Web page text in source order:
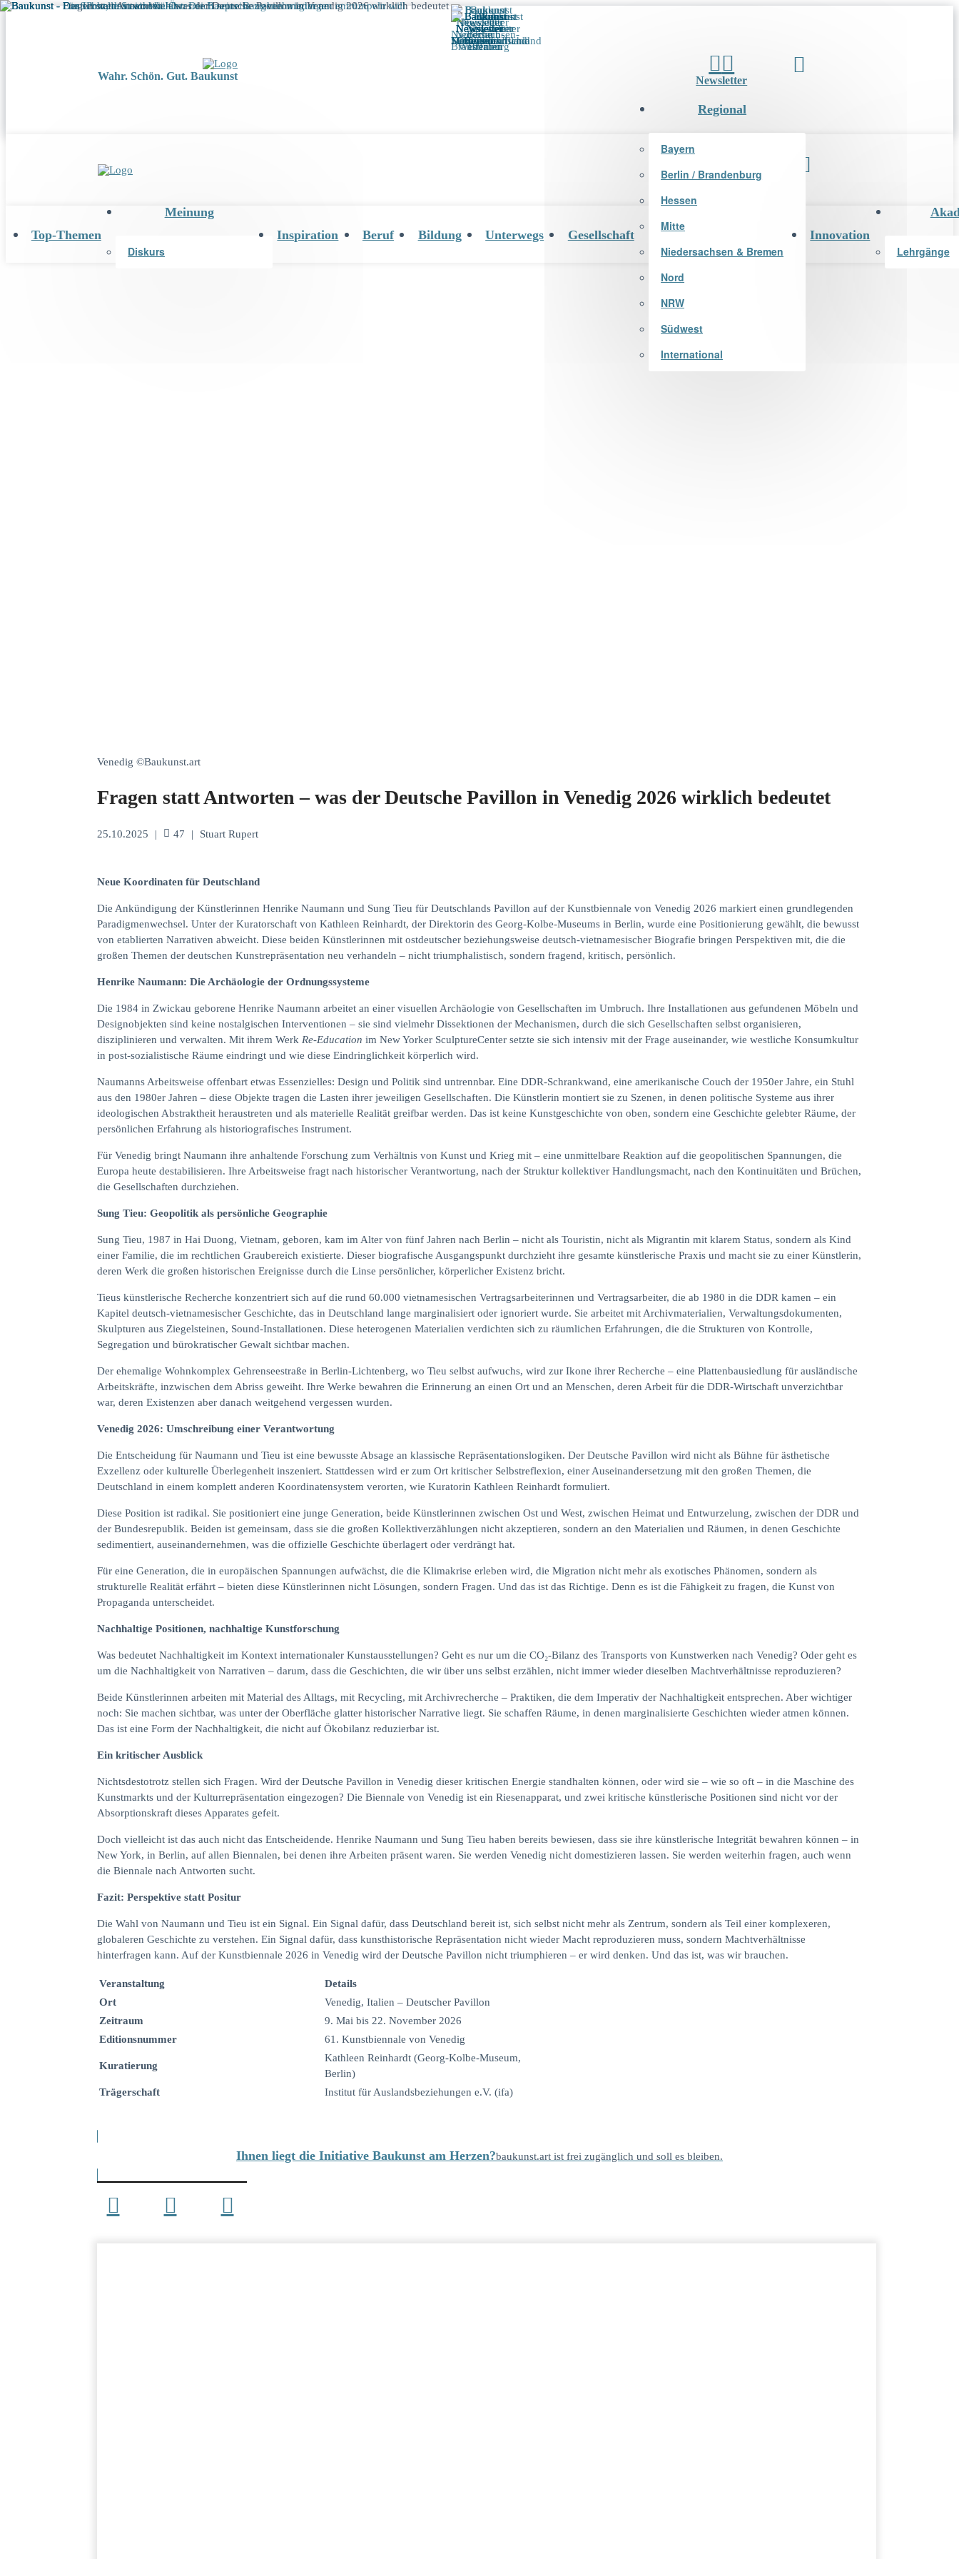
Wahr. Schön. Gut. Baukunst Newsletter
Newsletter
Top-Themen
Meinung
Diskurs
Inspiration Beruf Bildung Unterwegs Gesellschaft
Regional
Bayern
Berlin / Brandenburg
Hessen
Mitte
Niedersachsen & Bremen
Nord
NRW
Südwest
International
Innovation
Lehrgänge
Venedig ©Baukunst.art
Fragen statt Antworten – was der Deutsche Pavillon in Venedig 2026 wirklich bedeutet
25.10.2025 | 47 | Stuart Rupert
Neue Koordinaten für Deutschland
Die Ankündigung der Künstlerinnen Henrike Naumann und Sung Tieu für Deutschlands Pavillon auf der Kunstbiennale von Venedig 2026 markiert einen grundlegenden
Paradigmenwechsel. Unter der Kuratorschaft von Kathleen Reinhardt, der Direktorin des Georg-Kolbe-Museums in Berlin, wurde eine Positionierung gewählt, die bewusst
von etablierten Narrativen abweicht. Diese beiden Künstlerinnen mit ostdeutscher beziehungsweise deutsch-vietnamesischer Biografie bringen Perspektiven mit, die die
großen Themen der deutschen Kunstrepräsentation neu verhandeln – nicht triumphalistisch, sondern fragend, kritisch, persönlich.
Henrike Naumann: Die Archäologie der Ordnungssysteme
Die 1984 in Zwickau geborene Henrike Naumann arbeitet an einer visuellen Archäologie von Gesellschaften im Umbruch. Ihre Installationen aus gefundenen Möbeln und
Designobjekten sind keine nostalgischen Interventionen – sie sind vielmehr Dissektionen der Mechanismen, durch die sich Gesellschaften selbst organisieren,
disziplinieren und verwalten. Mit ihrem Werk Re-Education im New Yorker SculptureCenter setzte sie sich intensiv mit der Frage auseinander, wie westliche Konsumkultur
in post-sozialistische Räume eindringt und wie diese Eindringlichkeit körperlich wird.
Naumanns Arbeitsweise offenbart etwas Essenzielles: Design und Politik sind untrennbar. Eine DDR-Schrankwand, eine amerikanische Couch der 1950er Jahre, ein Stuhl
aus den 1980er Jahren – diese Objekte tragen die Lasten ihrer jeweiligen Gesellschaften. Die Künstlerin montiert sie zu Szenen, in denen politische Systeme aus ihrer
ideologischen Abstraktheit heraustreten und als materielle Realität greifbar werden. Das ist keine Kunstgeschichte von oben, sondern eine Geschichte gelebter Räume, der
persönlichen Erfahrung als historiografisches Instrument.
Für Venedig bringt Naumann ihre anhaltende Forschung zum Verhältnis von Kunst und Krieg mit – eine unmittelbare Reaktion auf die geopolitischen Spannungen, die
Europa heute destabilisieren. Ihre Arbeitsweise fragt nach historischer Verantwortung, nach der Struktur kollektiver Handlungsmacht, nach den Kontinuitäten und Brüchen,
die Gesellschaften durchziehen.
Sung Tieu: Geopolitik als persönliche Geographie
Sung Tieu, 1987 in Hai Duong, Vietnam, geboren, kam im Alter von fünf Jahren nach Berlin – nicht als Touristin, nicht als Migrantin mit klarem Status, sondern als Kind
einer Familie, die im rechtlichen Graubereich existierte. Dieser biografische Ausgangspunkt durchzieht ihre gesamte künstlerische Praxis und macht sie zu einer Künstlerin,
deren Werk die großen historischen Ereignisse durch die Linse persönlicher, körperlicher Existenz bricht.
Tieus künstlerische Recherche konzentriert sich auf die rund 60.000 vietnamesischen Vertragsarbeiterinnen und Vertragsarbeiter, die ab 1980 in die DDR kamen – ein
Kapitel deutsch-vietnamesischer Geschichte, das in Deutschland lange marginalisiert oder ignoriert wurde. Sie arbeitet mit Archivmaterialien, Verwaltungsdokumenten,
Skulpturen aus Ziegelsteinen, Sound-Installationen. Diese heterogenen Materialien verdichten sich zu räumlichen Erfahrungen, die die Strukturen von Kontrolle,
Segregation und bürokratischer Gewalt sichtbar machen.
Der ehemalige Wohnkomplex Gehrenseestraße in Berlin-Lichtenberg, wo Tieu selbst aufwuchs, wird zur Ikone ihrer Recherche – eine Plattenbausiedlung für ausländische
Arbeitskräfte, inzwischen dem Abriss geweiht. Ihre Werke bewahren die Erinnerung an einen Ort und an Menschen, deren Arbeit für die DDR-Wirtschaft unverzichtbar
war, deren Existenzen aber danach weitgehend vergessen wurden.
Venedig 2026: Umschreibung einer Verantwortung
Die Entscheidung für Naumann und Tieu ist eine bewusste Absage an klassische Repräsentationslogiken. Der Deutsche Pavillon wird nicht als Bühne für ästhetische
Exzellenz oder kulturelle Überlegenheit inszeniert. Stattdessen wird er zum Ort kritischer Selbstreflexion, einer Auseinandersetzung mit den großen Themen, die
Deutschland in einem komplett anderen Koordinatensystem verorten, wie Kuratorin Kathleen Reinhardt formuliert.
Diese Position ist radikal. Sie positioniert eine junge Generation, beide Künstlerinnen zwischen Ost und West, zwischen Heimat und Entwurzelung, zwischen der DDR und
der Bundesrepublik. Beiden ist gemeinsam, dass sie die großen Kollektiverzählungen nicht akzeptieren, sondern an den Materialien und Räumen, in denen Geschichte
sedimentiert, auseinandernehmen, was die offizielle Geschichte überlagert oder verdrängt hat.
Für eine Generation, die in europäischen Spannungen aufwächst, die die Klimakrise erleben wird, die Migration nicht mehr als exotisches Phänomen, sondern als
strukturelle Realität erfährt – bieten diese Künstlerinnen nicht Lösungen, sondern Fragen. Und das ist das Richtige. Denn es ist die Fähigkeit zu fragen, die Kunst von
Propaganda unterscheidet.
Nachhaltige Positionen, nachhaltige Kunstforschung
Was bedeutet Nachhaltigkeit im Kontext internationaler Kunstausstellungen? Geht es nur um die CO₂-Bilanz des Transports von Kunstwerken nach Venedig? Oder geht es
um die Nachhaltigkeit von Narrativen – darum, dass die Geschichten, die wir über uns selbst erzählen, nicht immer wieder dieselben Machtverhältnisse reproduzieren?
Beide Künstlerinnen arbeiten mit Material des Alltags, mit Recycling, mit Archivrecherche – Praktiken, die dem Imperativ der Nachhaltigkeit entsprechen. Aber wichtiger
noch: Sie machen sichtbar, was unter der Oberfläche glatter historischer Narrative liegt. Sie schaffen Räume, in denen marginalisierte Geschichten wieder atmen können.
Das ist eine Form der Nachhaltigkeit, die nicht auf Ökobilanz reduzierbar ist.
Ein kritischer Ausblick
Nichtsdestotrotz stellen sich Fragen. Wird der Deutsche Pavillon in Venedig dieser kritischen Energie standhalten können, oder wird sie – wie so oft – in die Maschine des
Kunstmarkts und der Kulturrepräsentation eingezogen? Die Biennale von Venedig ist ein Riesenapparat, und zwei kritische künstlerische Positionen sind nicht vor der
Absorptionskraft dieses Apparates gefeit.
Doch vielleicht ist das auch nicht das Entscheidende. Henrike Naumann und Sung Tieu haben bereits bewiesen, dass sie ihre künstlerische Integrität bewahren können – in
New York, in Berlin, auf allen Biennalen, bei denen ihre Arbeiten präsent waren. Sie werden Venedig nicht domestizieren lassen. Sie werden weiterhin fragen, auch wenn
die Biennale nach Antworten sucht.
Fazit: Perspektive statt Positur
Die Wahl von Naumann und Tieu ist ein Signal. Ein Signal dafür, dass Deutschland bereit ist, sich selbst nicht mehr als Zentrum, sondern als Teil einer komplexeren,
globaleren Geschichte zu verstehen. Ein Signal dafür, dass kunsthistorische Repräsentation nicht wieder Macht reproduzieren muss, sondern Machtverhältnisse
hinterfragen kann. Auf der Kunstbiennale 2026 in Venedig wird der Deutsche Pavillon nicht triumphieren – er wird denken. Und das ist, was wir brauchen.
Veranstaltung
Details
Ort
Venedig, Italien – Deutscher Pavillon
Zeitraum
9. Mai bis 22. November 2026
Editionsnummer
61. Kunstbiennale von Venedig
Kuratierung
Kathleen Reinhardt (Georg-Kolbe-Museum,
Berlin)
Trägerschaft
Institut für Auslandsbeziehungen e.V. (ifa)
Ihnen liegt die Initiative Baukunst am Herzen?baukunst.art ist frei zugänglich und soll es bleiben.